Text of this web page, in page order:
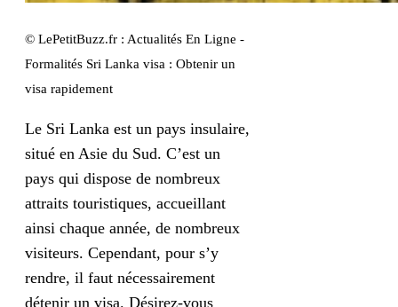
© LePetitBuzz.fr : Actualités En Ligne -
Formalités Sri Lanka visa : Obtenir un
visa rapidement
Le Sri Lanka est un pays insulaire,
situé en Asie du Sud. C’est un
pays qui dispose de nombreux
attraits touristiques, accueillant
ainsi chaque année, de nombreux
visiteurs. Cependant, pour s’y
rendre, il faut nécessairement
détenir un visa. Désirez-vous